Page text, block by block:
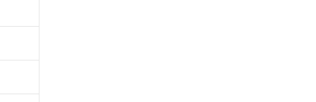
です。
ず変更すること